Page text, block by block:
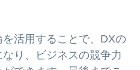
活用することで、DXの
り、ビジネスの競争力